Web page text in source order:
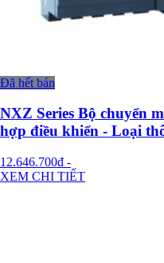
Đã hết bán
NXZ Series Bộ chuyển
hợp điều khiển - Loại
12.646.700đ -
XEM CHI TIẾT